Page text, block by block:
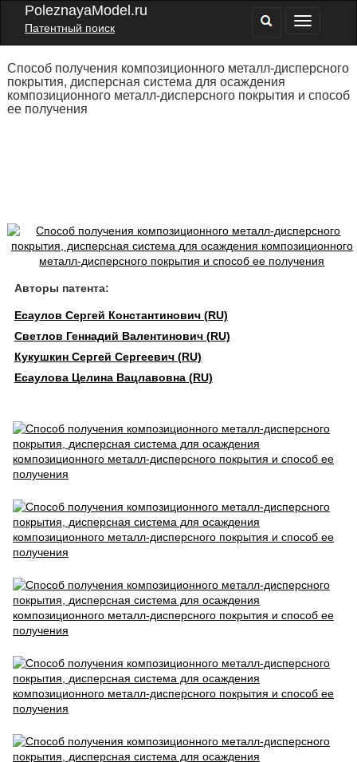
PoleznayaModel.ru
Патентный поиск
Способ получения композиционного металл-дисперсного
покрытия, дисперсная система для осаждения
композиционного металл-дисперсного покрытия и способ
ее получения
Авторы патента:
Есаулов Сергей Константинович (RU)
Светлов Геннадий Валентинович (RU)
Кукушкин Сергей Сергеевич (RU)
Есаулова Целина Вацлавовна (RU)